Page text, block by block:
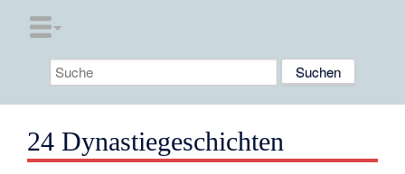
24 Dynastiegeschichten